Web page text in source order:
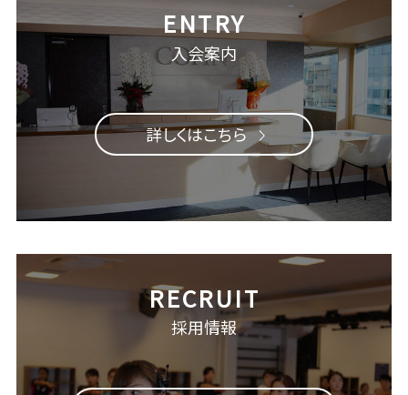
入会案内
詳しくはこちら
採用情報